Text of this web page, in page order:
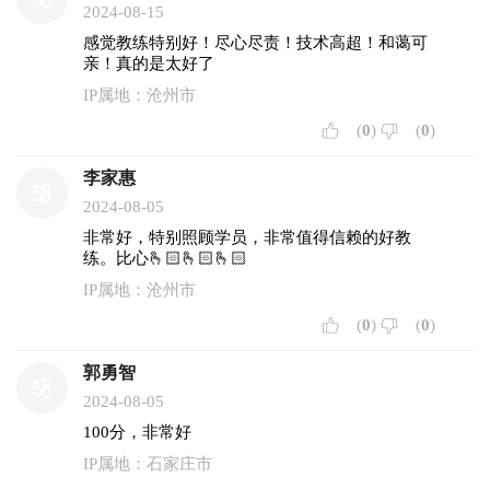
2024-08-15
感觉教练特别好！尽心尽责！技术高超！和蔼可
亲！真的是太好了
IP属地：沧州市
(0) (0)
李家惠
2024-08-05
非常好，特别照顾学员，非常值得信赖的好教
练。比心🫰🏻🫰🏻🫰🏻
IP属地：沧州市
(0) (0)
郭勇智
2024-08-05
100分，非常好
IP属地：石家庄市